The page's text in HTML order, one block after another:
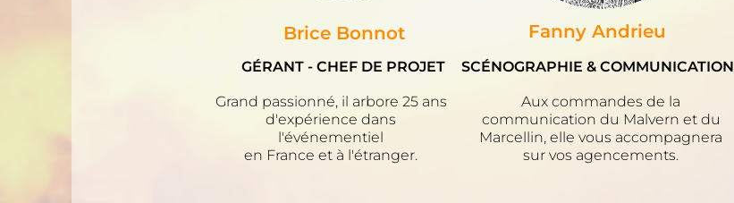
Brice Bonnot Fanny Andrieu
GÉRANT - CHEF DE PROJET SCÉNOGRAPHIE & COMMUNICATION
Grand passionné, il arbore 25 ans
d'expérience dans
l'événementiel
en France et à l'étranger.
Aux commandes de la
communication du Malvern et du
Marcellin, elle vous accompagnera
sur vos agencements.